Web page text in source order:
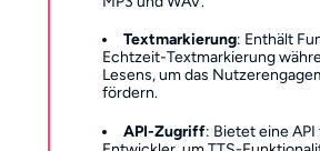
Textmarkierung: Enthält
Echtzeit-Textmarkierung
Lesens, um das
fördern.
API-Zugriff: Bietet eine API